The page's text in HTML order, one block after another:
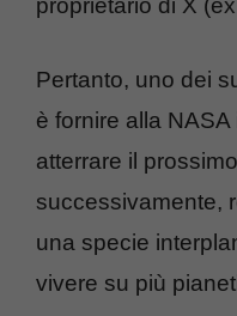
Pertanto, uno dei
è fornire alla
atterrare il
successivamente,
una specie
vivere su più